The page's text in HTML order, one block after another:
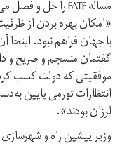
«امکان بهره بردن از
با جهان فراهم نبود.
گفتمان منسجم و صریح و
موفقیتی که دولت کسب کرد
انتظارات تورمی پایین
لرزان بودند».
وزیر پیشین راه و